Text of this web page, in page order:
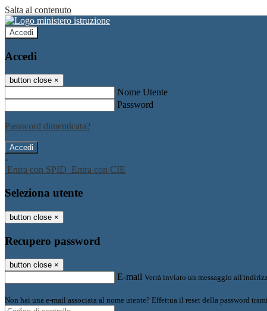
Salta al contenuto
Accedi
Accedi
button close ×
Nome Utente
Password
Password dimenticata?
-
Entra con SPID Entra con CIE
Seleziona utente
button close ×
Recupero password
button close ×
E-mail Verrà inviato un messaggio
Non hai una e-mail associata al nome utente? Effettua il reset della password